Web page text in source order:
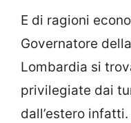
E di ragioni
Governatore
Lombardia si
privilegiate dai
dall’estero